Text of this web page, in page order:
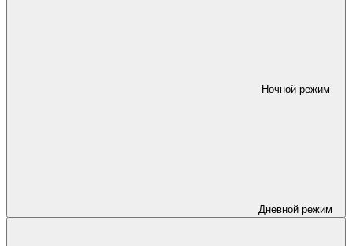
Ночной режим
Дневной режим